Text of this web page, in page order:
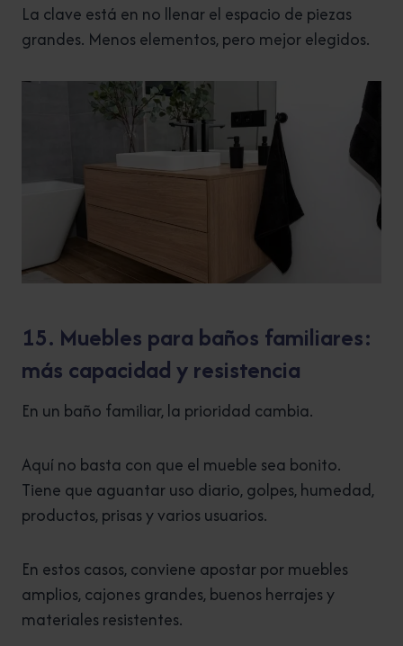
La clave está en no llenar el espacio de piezas
grandes. Menos elementos, pero mejor elegidos.
15. Muebles para baños familiares:
más capacidad y resistencia
En un baño familiar, la prioridad cambia.
Aquí no basta con que el mueble sea bonito.
Tiene que aguantar uso diario, golpes, humedad,
productos, prisas y varios usuarios.
En estos casos, conviene apostar por muebles
amplios, cajones grandes, buenos herrajes y
materiales resistentes.